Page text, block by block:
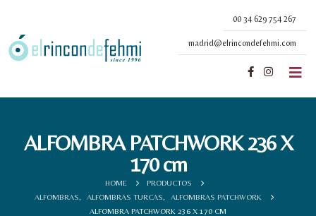
00 34 629 754 267
madrid@elrincondefehmi.com
ALFOMBRA PATCHWORK 236 X
170 cm
HOME
PRODUCTOS
ALFOMBRAS
ALFOMBRAS TURCAS
ALFOMBRAS PATCHWORK
ALFOMBRA PATCHWORK 236 X 170 CM